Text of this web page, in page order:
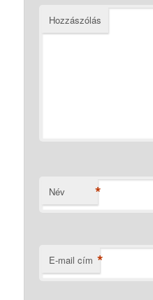
Hozzászólás
Név *
E-mail cím *